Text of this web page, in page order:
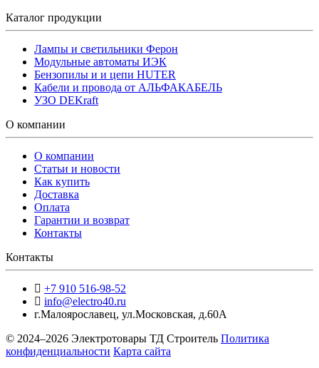
Каталог продукции
Лампы и светильники Ферон
Модульные автоматы ИЭК
Бензопилы и и цепи HUTER
Кабели и провода от АЛЬФАКАБЕЛЬ
УЗО DEKraft
О компании
О компании
Статьи и новости
Как купить
Доставка
Оплата
Гарантии и возврат
Контакты
Контакты
+7 910 516-98-52
info@electro40.ru
г.Малоярославец, ул.Московская, д.60А
© 2024–2026 Электротовары ТД Строитель Политика
конфиденциальности Карта сайта